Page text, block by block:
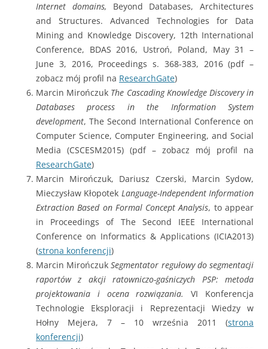
Internet domains, Beyond Databases, Architectures
and Structures. Advanced Technologies for Data
Mining and Knowledge Discovery, 12th International
Conference, BDAS 2016, Ustroń, Poland, May 31 –
June 3, 2016, Proceedings s. 368-383, 2016 (pdf –
zobacz mój profil na ResearchGate)
Marcin Mirończuk The Cascading Knowledge Discovery in
Databases process in the Information System
development, The Second International Conference on
Computer Science, Computer Engineering, and Social
Media (CSCESM2015) (pdf – zobacz mój profil na
ResearchGate)
Marcin Mirończuk, Dariusz Czerski, Marcin Sydow,
Mieczysław Kłopotek Language-Independent Information
Extraction Based on Formal Concept Analysis, to appear
in Proceedings of The Second IEEE International
Conference on Informatics & Applications (ICIA2013)
(strona konferencji)
Marcin MirończukSegmentator regułowy do segmentacji
raportów z akcji ratowniczo-gaśniczych PSP: metoda
projektowania i ocena rozwiązania.VI Konferencja
Technologie Eksploracji i Reprezentacji Wiedzy w
Hołny Mejera, 7 – 10 września 2011 (strona
konferencji)